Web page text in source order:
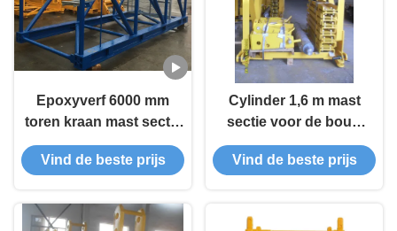
Epoxyverf 6000 mm
toren kraan mast sectie
met hoge precisie
verwerking
Vind de beste prijs
Cylinder 1,6 m mast
sectie voor de bouw
van hoge gebouwen
Vind de beste prijs